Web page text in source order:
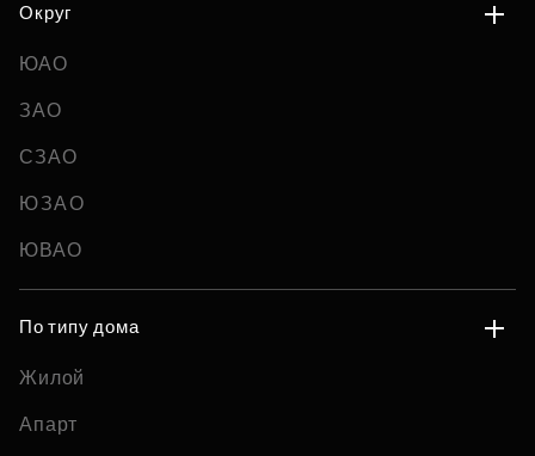
Округ
ЮАО
ЗАО
СЗАО
ЮЗАО
ЮВАО
По типу дома
Жилой
Апарт